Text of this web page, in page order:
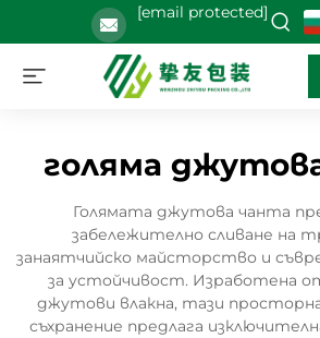
[email protected]
голяма
Голямата джутова чанта
забележително сливане на
занаятчийско майсторство и
за устойчивост. Изработена
джутови влакна, тази
съхранение предлага